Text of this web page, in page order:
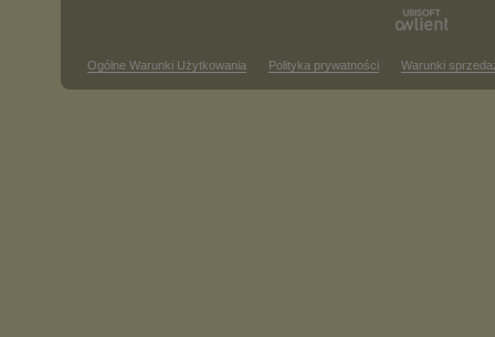
Ogólne Warunki Użytkowania Polityka prywatności Warunki